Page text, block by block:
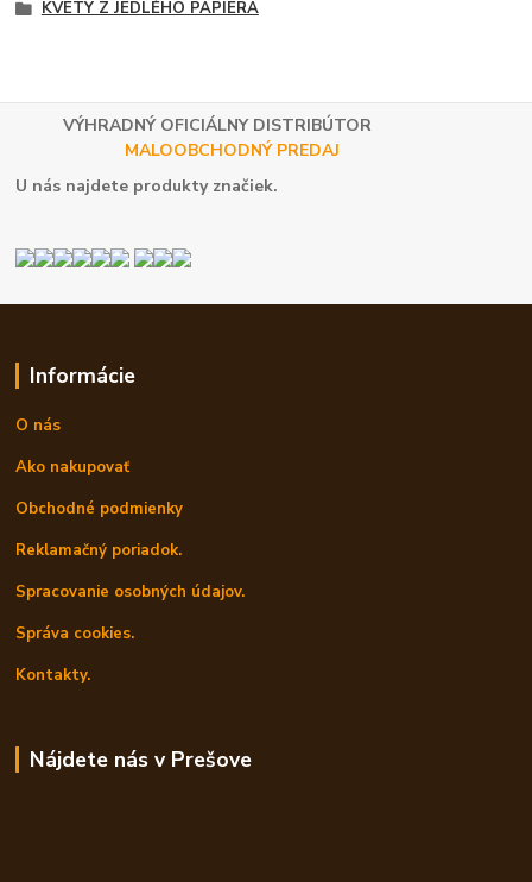
KVETY Z JEDLÉHO PAPIERA
VÝHRADNÝ OFICIÁLNY DISTRIBÚTOR
MALOOBCHODNÝ PREDAJ
U nás najdete produkty značiek.
Informácie
O nás
Ako nakupovať
Obchodné podmienky
Reklamačný poriadok.
Spracovanie osobných údajov.
Správa cookies.
Kontakty.
Nájdete nás v Prešove